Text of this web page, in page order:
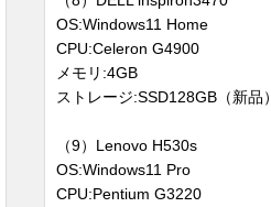
OS:Windows11 Home
CPU:Celeron G4900
メモリ:4GB
ストレージ:SSD128GB（新品）
（9）Lenovo H530s
OS:Windows11 Pro
CPU:Pentium G3220